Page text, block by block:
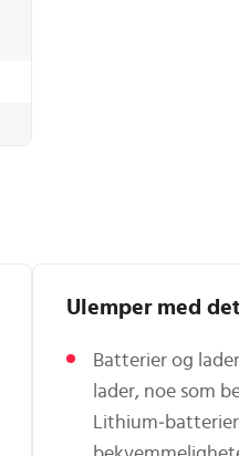
Ulemper med
Batterier og
lader, noe som